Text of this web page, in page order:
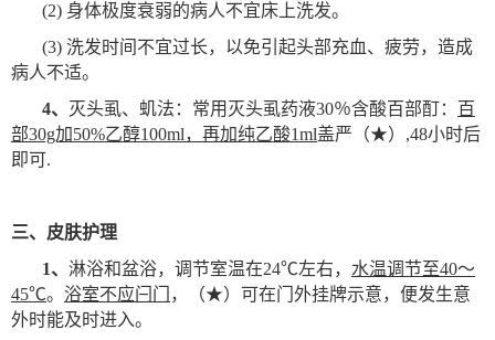
(2) 身体极度衰弱的病人不宜床上洗发。
(3) 洗发时间不宜过长，以免引起头部充血、疲劳，造成
病人不适。
4、 灭头虱、虮法：常用灭头虱药液30％含酸百部酊： 百
部30g加50%乙醇100ml，再加纯乙酸1ml盖严（★）,48小时后
即可.
三、皮肤护理
1、 淋浴和盆浴，调节室温在24℃左右， 水温调节至40～
45℃。 浴室不应闩 门
，（★）可在门外挂牌示意，便发生意
外时能及时进入。